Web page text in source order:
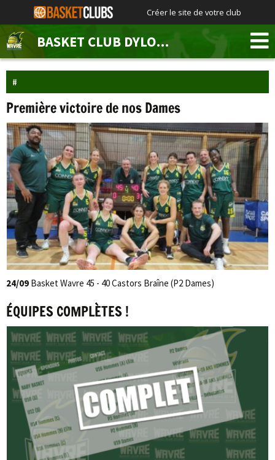
Créer le site de votre club
BASKET CLUB DYLOIS WAVRE
Première victoire de nos Dames
24/09 Basket Wavre 45 - 40 Castors Braîne (P2 Dames)
ÉQUIPES COMPLÈTES !